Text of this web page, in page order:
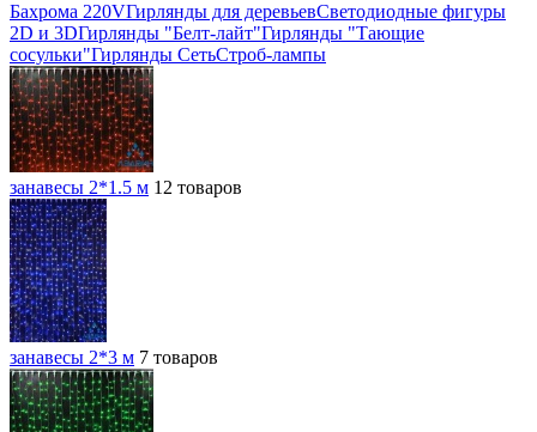
Бахрома 220VГирлянды для деревьевСветодиодные фигуры
2D и 3DГирлянды "Белт-лайт"Гирлянды "Тающие
сосульки"Гирлянды СетьСтроб-лампы
занавесы 2*1.5 м 12 товаров
занавесы 2*3 м 7 товаров